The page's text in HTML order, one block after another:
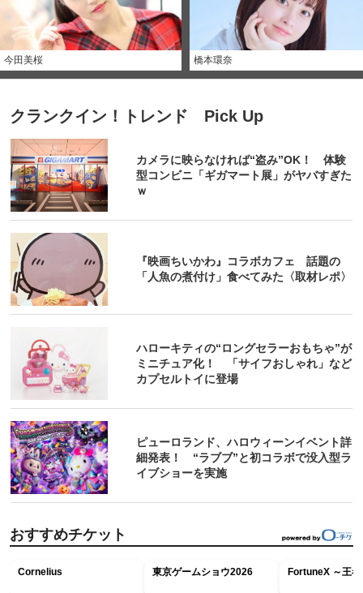
今田美桜 橋本環奈
クランクイン！トレンド Pick Up
カメラに映らなければ“盗み”OK！ 体験
型コンビニ「ギガマート展」がヤバすぎた
ｗ
『映画ちいかわ』コラボカフェ 話題の
「人魚の煮付け」食べてみた〈取材レポ〉
ハローキティの“ロングセラーおもちゃ”が
ミニチュア化！ 「サイフおしゃれ」など
カプセルトイに登場
ピューロランド、ハロウィーンイベント詳
細発表！ “ラブブ”と初コラボで没入型ラ
イブショーを実施
おすすめチケット
Cornelius 東京ゲームショウ2026 FortuneX ～王